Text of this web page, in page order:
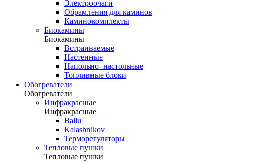
Электроочаги
Обрамления для каминов
Каминокомплекты
Биокамины
Биокамины
Встраиваемые
Настенные
Напольно- настольные
Топливные блоки
Обогреватели
Обогреватели
Инфракрасные
Инфракрасные
Ballu
Kalashnikov
Терморегуляторы
Тепловые пушки
Тепловые пушки